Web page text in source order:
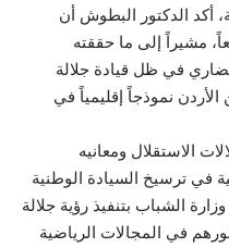
أكد الدكتور البطوش أن
مشيراً إلى ما حققته
في ظل قيادة جلالة
نموذجاً إقليمياً في
الاستقلال ومعانيه
في ترسيخ السيادة الوطنية
الشباب بتنفيذ رؤية جلالة
في المجالات الرياضية